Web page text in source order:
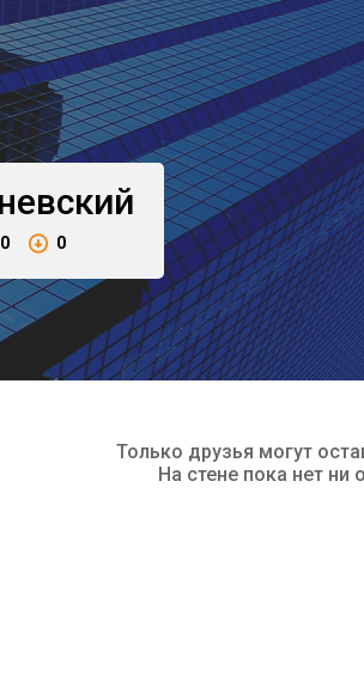
0 0
Только друзья могут
На стене пока нет ни